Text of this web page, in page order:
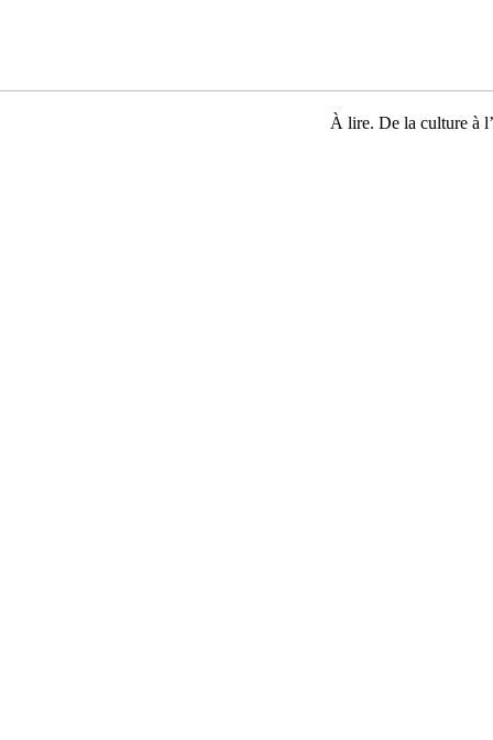
À lire. De la culture à